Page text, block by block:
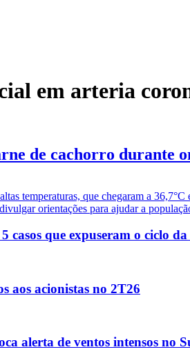
em arteria
de cachorro durante
temperaturas, que chegaram a
orientações para ajudar a
que expuseram o ciclo
aos acionistas no 2T26
alerta de ventos intensos no